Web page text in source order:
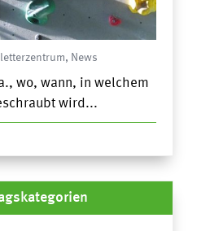
, News
wo, wann, in welchem
wird...